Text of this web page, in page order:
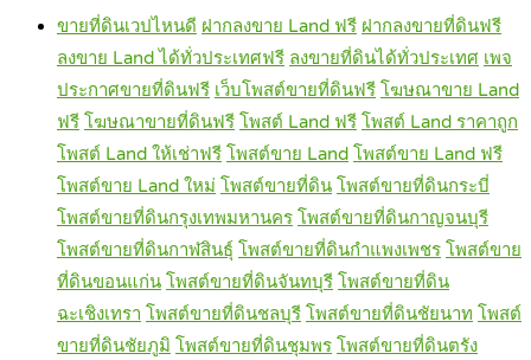
ขายที่ดินเวปไหนดี ฝากลงขาย Land ฟรี ฝากลงขายที่ดินฟรี
ลงขาย Land ได้ทั่วประเทศฟรี ลงขายที่ดินได้ทั่วประเทศ เพจ
ประกาศขายที่ดินฟรี เว็บโพสต์ขายที่ดินฟรี โฆษณาขาย Land
ฟรี โฆษณาขายที่ดินฟรี โพสต์ Land ฟรี โพสต์ Land ราคาถูก
โพสต์ Land ให้เช่าฟรี โพสต์ขาย Land โพสต์ขาย Land ฟรี
โพสต์ขาย Land ใหม่ โพสต์ขายที่ดิน โพสต์ขายที่ดินกระบี่
โพสต์ขายที่ดินกรุงเทพมหานคร โพสต์ขายที่ดินกาญจนบุรี
โพสต์ขายที่ดินกาฬสินธุ์ โพสต์ขายที่ดินกำแพงเพชร โพสต์ขาย
ที่ดินขอนแก่น โพสต์ขายที่ดินจันทบุรี โพสต์ขายที่ดิน
ฉะเชิงเทรา โพสต์ขายที่ดินชลบุรี โพสต์ขายที่ดินชัยนาท โพสต์
ขายที่ดินชัยภูมิ โพสต์ขายที่ดินชุมพร โพสต์ขายที่ดินตรัง